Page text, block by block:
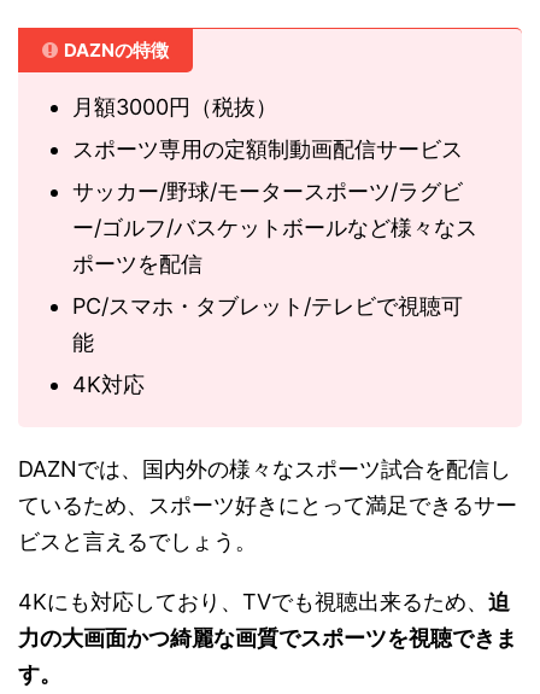
DAZNの特徴
月額3000円（税抜）
スポーツ専用の定額制動画配信サービス
サッカー/野球/モータースポーツ/ラグビ
ー/ゴルフ/バスケットボールなど様々なス
ポーツを配信
PC/スマホ・タブレット/テレビで視聴可
能
4K対応
DAZNでは、国内外の様々なスポーツ試合を配信し
ているため、スポーツ好きにとって満足できるサー
ビスと言えるでしょう。
4Kにも対応しており、TVでも視聴出来るため、 迫
力の大画面かつ綺麗な画質でスポーツを視聴できま
す。